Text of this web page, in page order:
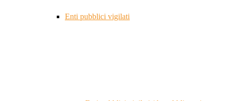
Enti pubblici vigilati